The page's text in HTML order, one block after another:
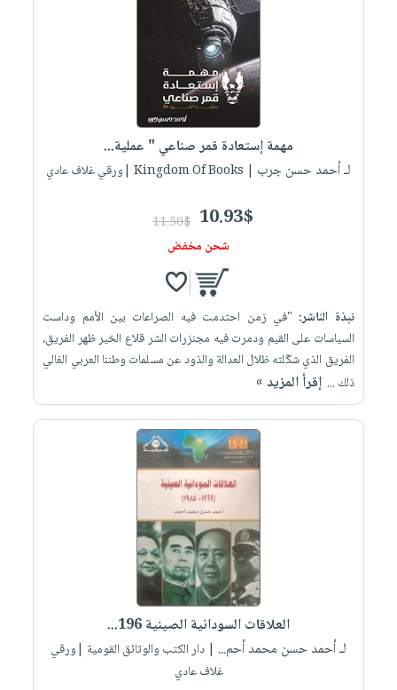
مهمة إستعادة قمر صناعي " عملية...
لـ أحمد حسن جرب | Kingdom Of Books |ورقي غلاف عادي
10.93$
11.50$
شحن مخفض
نبذة الناشر: "في زمن احتدمت فيه الصراعات بين الأمم وداست
السياسات على القيم ودمرت فيه مجنزرات الشر قلاع الخير ظهر الفريق،
الفريق الذي شكّلته ظلال العدالة والذود عن مسلمات وطننا العربي الغالي
ذلك ... إقرأ المزيد »
العلاقات السودانية الصينية 196...
لـ أحمد حسن محمد أحم... | دار الكتب والوثائق القومية |ورقي
غلاف عادي